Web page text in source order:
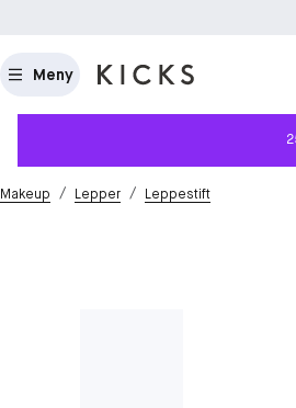
Meny
Makeup / Lepper / Leppestift